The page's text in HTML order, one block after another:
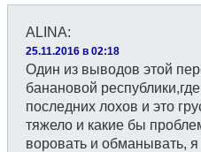
ALINA:
25.11.2016 в 02:18
Один из выводов этой
банановой
последних лохов и это
тяжело и какие бы
воровать и обманывать,